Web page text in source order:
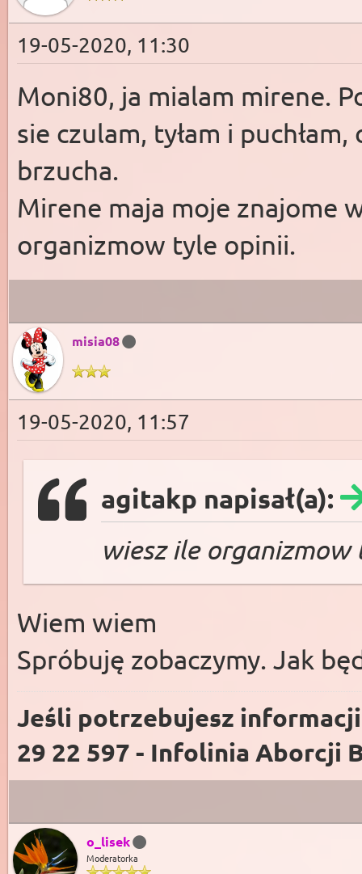
19-05-2020, 11:30
Moni80, ja mialam mirene.
sie czulam, tyłam i
brzucha.
Mirene maja moje znajome
organizmow tyle opinii.
misia08
19-05-2020, 11:57
agitakp napisał(a):
wiesz ile organizmow
Wiem wiem
Spróbuję zobaczymy. Jak
Jeśli potrzebujesz
29 22 597 - Infolinia Aborcji
o_lisek
Moderatorka